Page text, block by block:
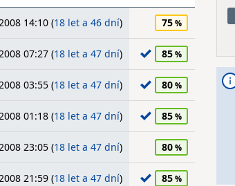
14:10 (18 let a 46 dní) 75
07:27 (18 let a 47 dní) 85
03:55 (18 let a 47 dní) 80
01:18 (18 let a 47 dní) 85
23:05 (18 let a 47 dní) 80
21:59 (18 let a 47 dní) 85